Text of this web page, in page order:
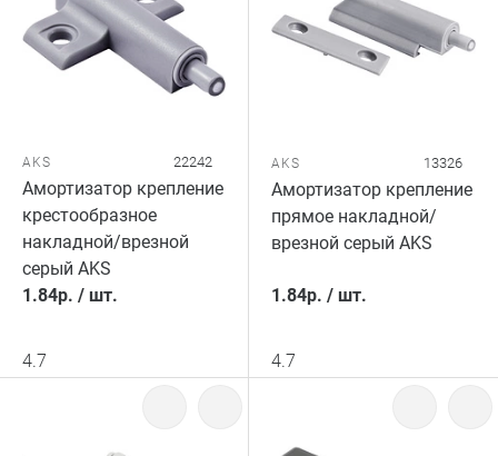
AKS 22242
Амортизатор крепление
крестообразное
накладной/врезной
серый AKS
1.84р. / шт.
4.7
AKS 13326
Амортизатор крепление
прямое накладной/
врезной серый AKS
1.84р. / шт.
4.7